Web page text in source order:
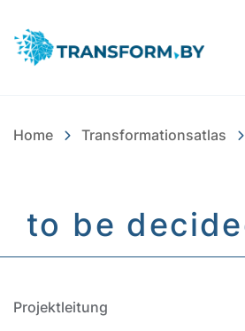
Home Transformationsatlas
to be
Projektleitung